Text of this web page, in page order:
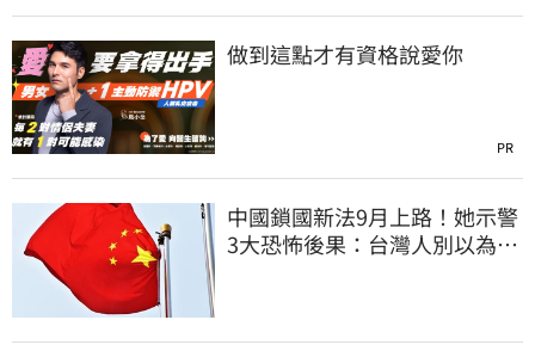
做到這點才有資格說愛你
PR
中國鎖國新法9月上路！她示警
3大恐怖後果：台灣人別以為是